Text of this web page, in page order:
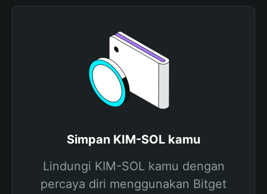
Simpan KIM-SOL kamu
Lindungi KIM-SOL kamu dengan
percaya diri menggunakan Bitget